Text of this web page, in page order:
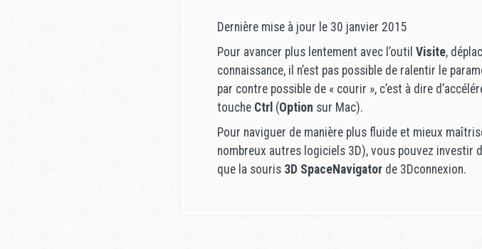
Dernière mise à jour le 30 janvier 2015
Pour avancer plus lentement avec l’outil Visite,
connaissance, il n’est pas possible de ralentir le
par contre possible de « courir », c’est à dire
touche Ctrl (Option sur Mac).
Pour naviguer de manière plus fluide et mieux
nombreux autres logiciels 3D), vous pouvez investir
que la souris 3D SpaceNavigatorde 3Dconnexion.